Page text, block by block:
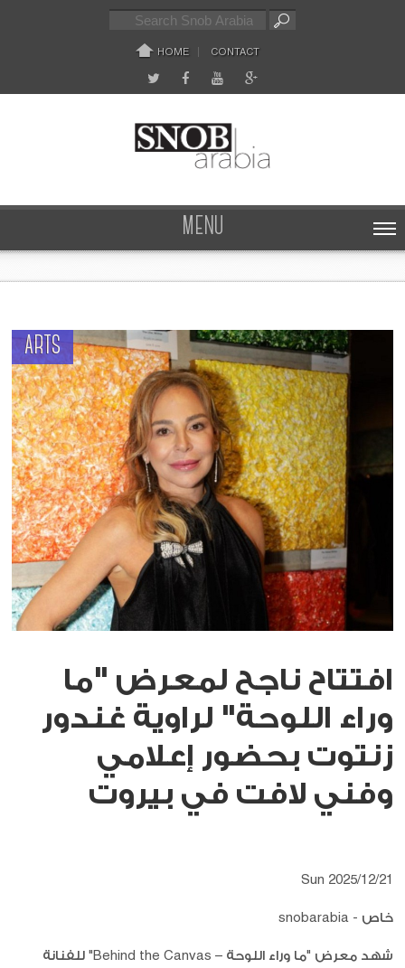
HOME CONTACT
MENU
ARTS
افتتاح ناجح لمعرض "ما
وراء اللوحة" لراوية غندور
زنتوت بحضور إعلامي
وفني لافت في بيروت
Sun 2025/12/21
خاص - snobarabia
شهد معرض "ما وراء اللوحة – Behind the Canvas" للفنانة